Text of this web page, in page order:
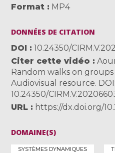
Format MP4
DONNÉES DE CITATION
DOI
10.24350/
Citer cette vidéo
Random walks on groups
Audiovisual resource. DOI:
10.24350/
URL
https://dx.doi.org/
DOMAINE(S)
SYSTÈMES DYNAMIQUES